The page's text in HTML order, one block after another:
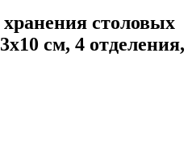
столовых
см, 4 отделения,